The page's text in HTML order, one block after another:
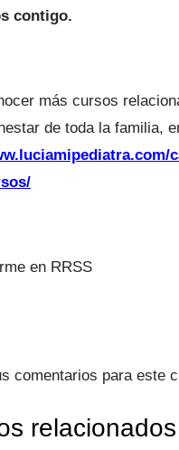
contigo.
más cursos
de toda la familia,
en RRSS
comentarios para este
relacionados